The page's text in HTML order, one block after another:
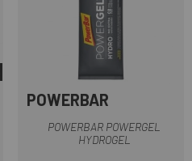
POWERBAR
POWERBAR POWERGEL
HYDROGEL